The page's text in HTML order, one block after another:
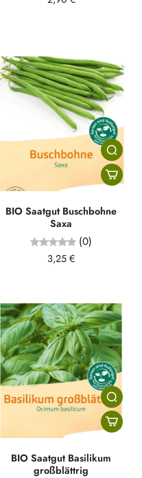
BIO Saatgut Buschbohne
Saxa
(0)
3,25 €
BIO Saatgut Basilikum
großblättrig